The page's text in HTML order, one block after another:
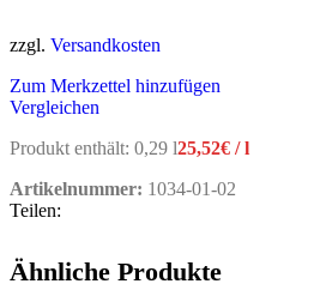
zzgl. Versandkosten
Zum Merkzettel hinzufügen
Vergleichen
Produkt enthält: 0,29 l25,52€ /l
Artikelnummer: 1034-01-02
Teilen:
Ähnliche Produkte